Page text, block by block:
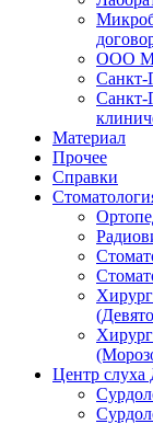
ООО
Материал
Прочее
Справки
Центр